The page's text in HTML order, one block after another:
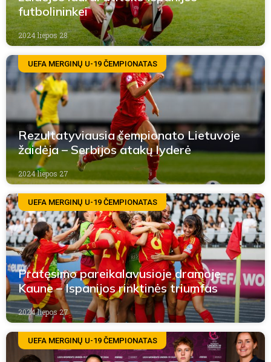
futbolininkei
2024 liepos 28
UEFA MERGINŲ U-19 ČEMPIONATAS
Rezultatyviausia čempionato Lietuvoje
žaidėja – Serbijos atakų lyderė
2024 liepos 27
UEFA MERGINŲ U-19 ČEMPIONATAS
Pratęsimo pareikalavusioje dramoje
Kaune – Ispanijos rinktinės triumfas
2024 liepos 27
UEFA MERGINŲ U-19 ČEMPIONATAS